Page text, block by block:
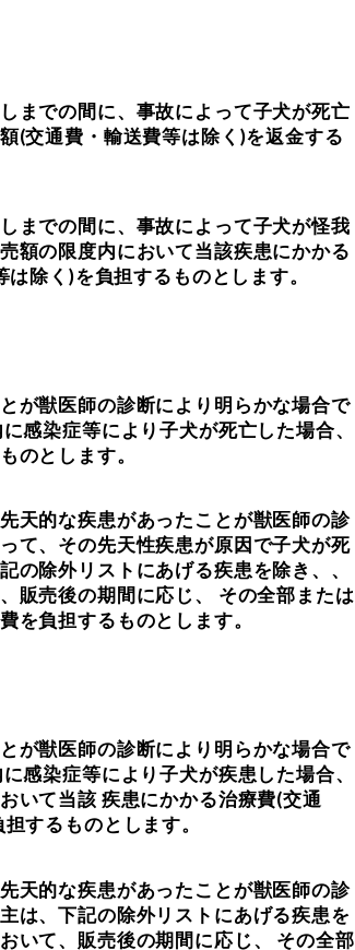
までの間に、事故によって子犬が死亡
(交通費・輸送費等は除く)を返金する
までの間に、事故によって子犬が怪我
額の限度内において当該疾患にかかる
除く)を負担するものとします。
が獣医師の診断により明らかな場合で
感染症等により子犬が死亡した場合、
のとします。
天的な疾患があったことが獣医師の診
て、その先天性疾患が原因で子犬が死
の除外リストにあげる疾患を除き、、
販売後の期間に応じ、 その全部または
を負担するものとします。
が獣医師の診断により明らかな場合で
感染症等により子犬が疾患した場合、
いて当該 疾患にかかる治療費(交通
するものとします。
天的な疾患があったことが獣医師の診
は、下記の除外リストにあげる疾患を
いて、販売後の期間に応じ、 その全部